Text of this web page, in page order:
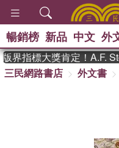
暢銷榜 新品 中文 外
指標大獎肯定！A.F.
三民網路書店
外文書